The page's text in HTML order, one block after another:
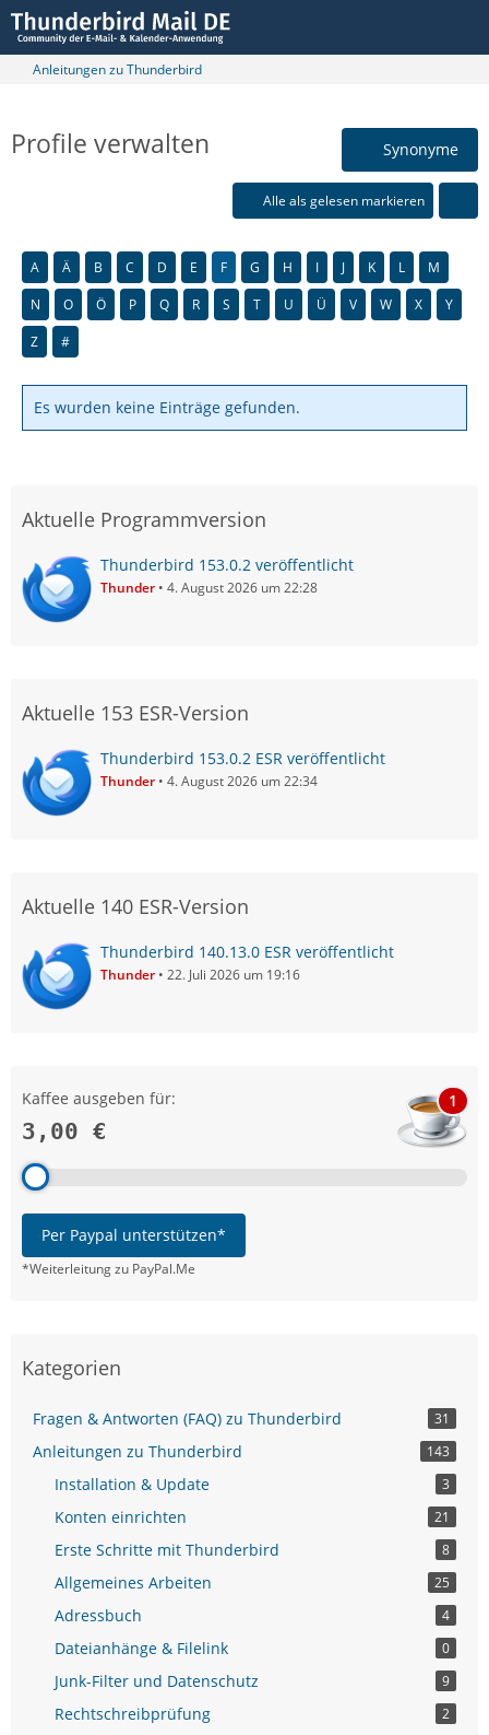
Anleitungen zu Thunderbird
Profile verwalten Synonyme
Alle als gelesen markieren
A Ä B C D E F G H I J K L
M
N
O Ö P Q R S T U Ü V W X
Y
Z
#
Es wurden keine Einträge gefunden.
Aktuelle Programmversion
Thunderbird 153.0.2 veröffentlicht
Thunder 4. August 2026 um 22:28
Aktuelle 153 ESR-Version
Thunderbird 153.0.2 ESR veröffentlicht
Thunder 4. August 2026 um 22:34
Aktuelle 140 ESR-Version
Thunderbird 140.13.0 ESR veröffentlicht
Thunder 22. Juli 2026 um 19:16
Kaffee ausgeben für:
3,00 €
1
Per Paypal unterstützen*
*Weiterleitung zu PayPal.Me
Kategorien
Fragen & Antworten (FAQ) zu Thunderbird 31
Anleitungen zu Thunderbird 143
Installation & Update 3
Konten einrichten 21
Erste Schritte mit Thunderbird 8
Allgemeines Arbeiten 25
Adressbuch 4
Dateianhänge & Filelink 0
Junk-Filter und Datenschutz 9
Rechtschreibprüfung 2